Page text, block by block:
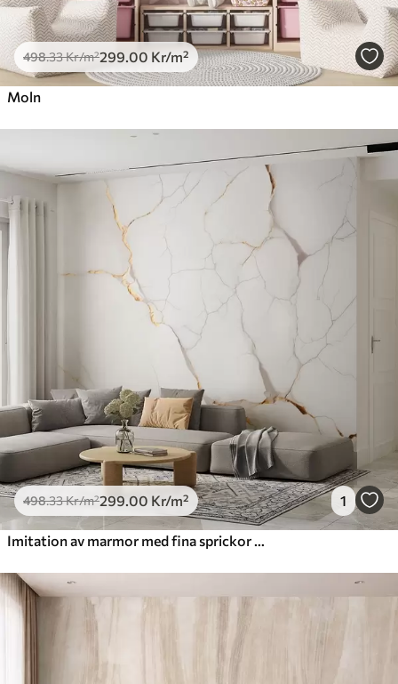
498.33Kr/m²299.00 Kr/m²
Moln
498.33Kr/m²299.00 Kr/m² 1
Imitation av marmor med fina sprickor och gula ådror